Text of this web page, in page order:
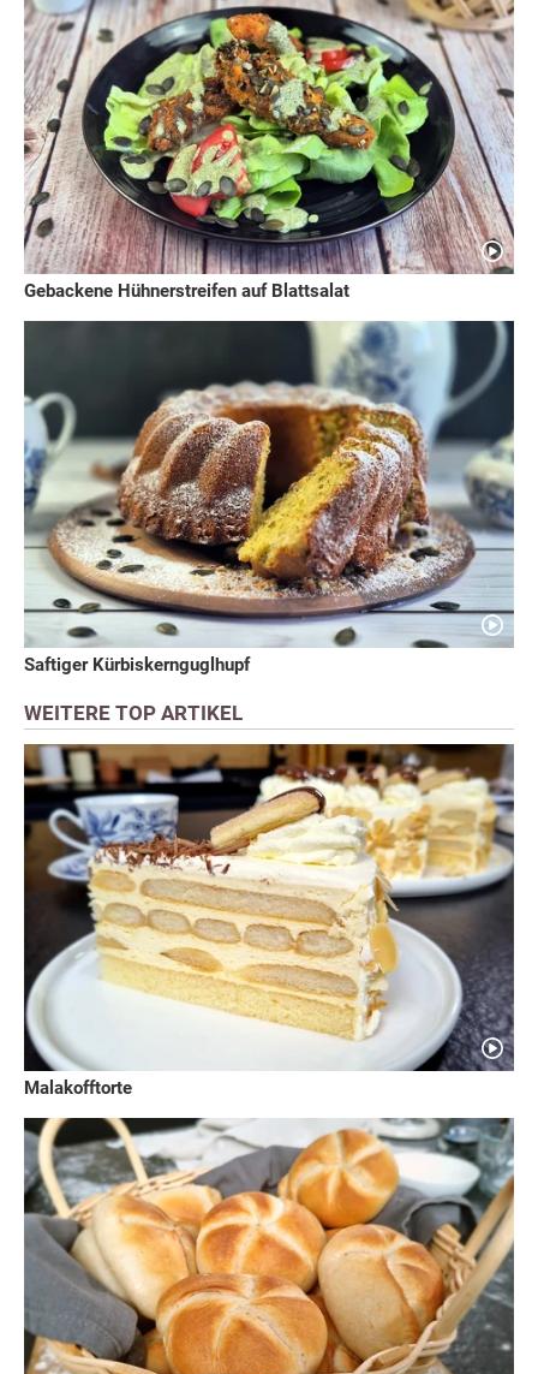
Gebackene Hühnerstreifen auf Blattsalat
Saftiger Kürbiskernguglhupf
WEITERE TOP ARTIKEL
Malakofftorte